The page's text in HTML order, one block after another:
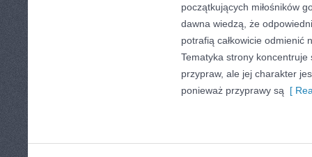
początkujących miłośników
dawna wiedzą, że
potrafią całkowicie odmienić
Tematyka strony koncentruje
przypraw, ale jej charakter
ponieważ przyprawy są [